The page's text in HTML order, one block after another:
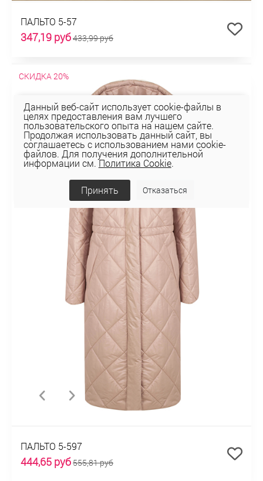
ПАЛЬТО 5-57
347,19 руб433,99 руб
СКИДКА 20%
ПАЛЬТО 5-597
444,65 руб555,81 руб
Данный веб-сайт использует cookie-файлы в
целях предоставления вам лучшего
пользовательского опыта на нашем сайте.
Продолжая использовать данный сайт, вы
соглашаетесь с использованием нами cookie-
файлов. Для получения дополнительной
информации см.Политика Cookie.
Принять Отказаться